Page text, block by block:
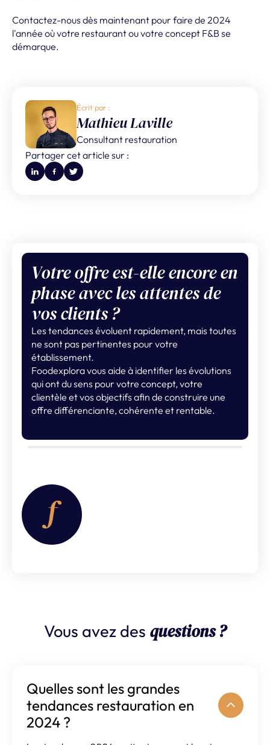
Contactez-nous dès maintenant pour faire de 2024
l'année où votre restaurant ou votre concept F&B se
démarque.
Écrit par :
Mathieu Laville
Consultant restauration
Partager cet article sur :
Votre offre est-elle encore en
phase avec les attentes de
vos clients ?
Les tendances évoluent rapidement, mais toutes
ne sont pas pertinentes pour votre
établissement.
Foodexplora vous aide à identifier les évolutions
qui ont du sens pour votre concept, votre
clientèle et vos objectifs afin de construire une
offre différenciante, cohérente et rentable.
Vous avez des questions ?
Quelles sont les grandes
tendances restauration en
2024 ?